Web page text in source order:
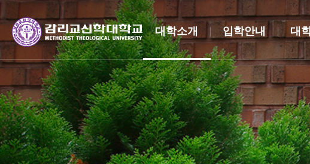
대학소개 입학안내 대